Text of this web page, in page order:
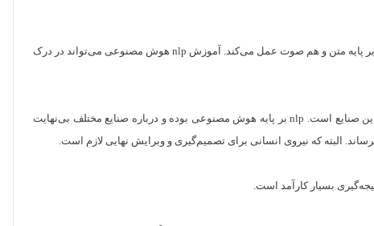
دستیارهای مجازی مثل Siri در نرم‌افزارهای اپل و الکسا به کمک nlp گفتارهای صوتی انسان را درک کرده و پاسخی مبتنی با همان پیام تولید می‌کنند. پس nlp هم بر پایه متن و هم صوت عمل می‌کند. آموزش nlp هوش مصنوعی می‌تواند در درک
یکی از اصول مهم در طراحی محصول، کمپین‌های تبلیغاتی و شعارنویسی درگیرکردن احساسات انسان و البته درک عمیق از اصول متن‌نوبسی برای هر یک از این صنایع است. nlp بر پایه هوش مصنوعی بوده و درباره صنایع مختلف بی‌نهایت
البته که نیروی انسانی برای تصمیم‌گیری و وبرایش نهایی لازم است.